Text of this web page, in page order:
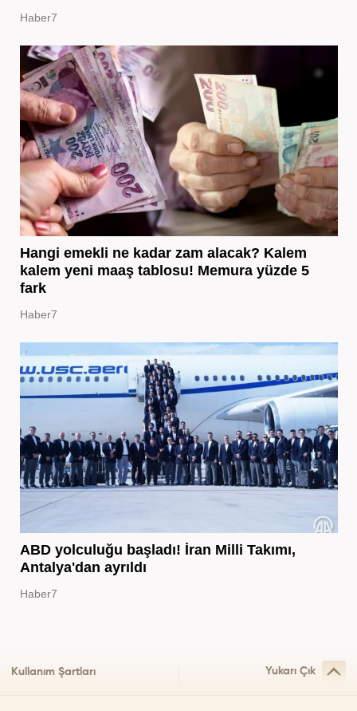
Haber7
Hangi emekli ne kadar zam alacak? Kalem
kalem yeni maaş tablosu! Memura yüzde 5
fark
Haber7
ABD yolculuğu başladı! İran Milli Takımı,
Antalya'dan ayrıldı
Haber7
Kullanım Şartları Yukarı Çık